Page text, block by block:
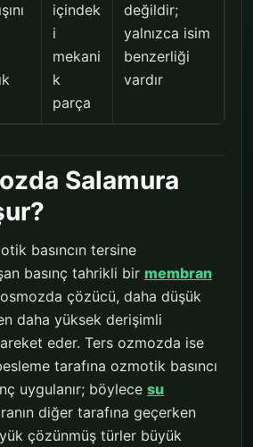
içindek
i
mekani
k
parça
değildir;
yalnızca isim
benzerliği
vardır
Salamura
basıncın tersine
basınç tahrikli bir membran
çözücü, daha düşük
daha yüksek derişimli
eder. Ters ozmozda ise
tarafına ozmotik basıncı
uygulanır; böylece su
diğer tarafına geçerken
çözünmüş türler büyük